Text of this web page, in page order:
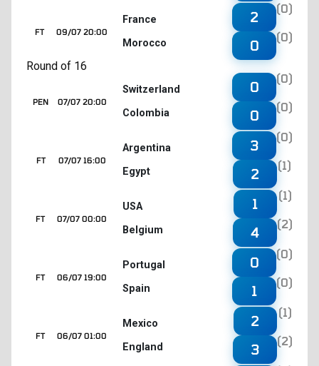
09/07 20:00
FT
France
Morocco
2
(0)
0
(0)
Round of 16
07/07 20:00
PEN
Switzerland
Colombia
0
(0)
0
(0)
07/07 16:00
FT
Argentina
Egypt
3
(0)
2
(1)
07/07 00:00
FT
USA
Belgium
1
(1)
4
(2)
06/07 19:00
FT
Portugal
Spain
0
(0)
1
(0)
06/07 01:00
FT
Mexico
England
2
(1)
3
(2)